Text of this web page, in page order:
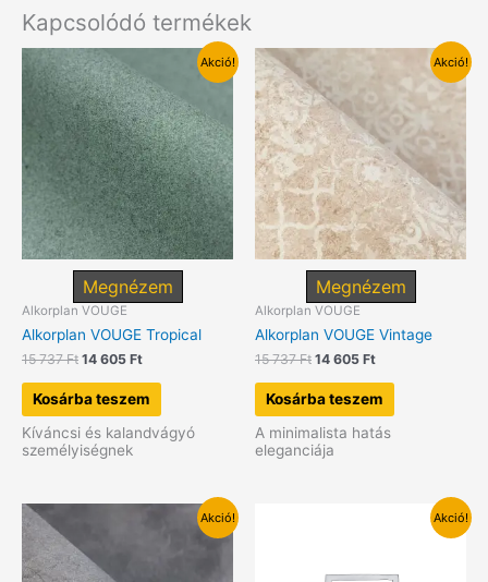
Kapcsolódó termékek
Akció!
Megnézem
Alkorplan VOUGE
Alkorplan VOUGE Tropical
15 737Ft Original
was:
15
737 Ft.
14 605 FtCurrent
is:
605 Ft.
Kosárba teszem
Kíváncsi és kalandvágyó
személyiségnek
Akció!
Megnézem
Alkorplan VOUGE
Alkorplan VOUGE Vintage
15 737Ft Original
was:
15
737 Ft.
14 605 FtCurrent
is:
605 Ft.
Kosárba teszem
A minimalista hatás
eleganciája
Akció! Akció!